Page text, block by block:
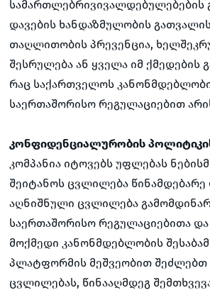
სამართლებრივივალდებულებების
დავების ხანდაზმულობის
თაღლითობის პრევენცია,
შესრულება ან ყველა იმ ქმედების
რაც საქართველოს
საერთაშორისო რეგულაციებით
კონფიდენციალურობის
კომპანია იტოვებს უფლებას
შეიტანოს ცვლილება წინამდებარე
აღნიშნული ცვლილება
საერთაშორისო რეგულაციებითა
მოქმედი კანონმდებლობის
პლატფორმის მეშვეობით
ცვლილებას, წინააღმდეგ